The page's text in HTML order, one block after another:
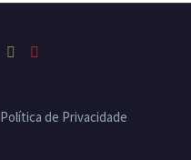
Política de Privacidade